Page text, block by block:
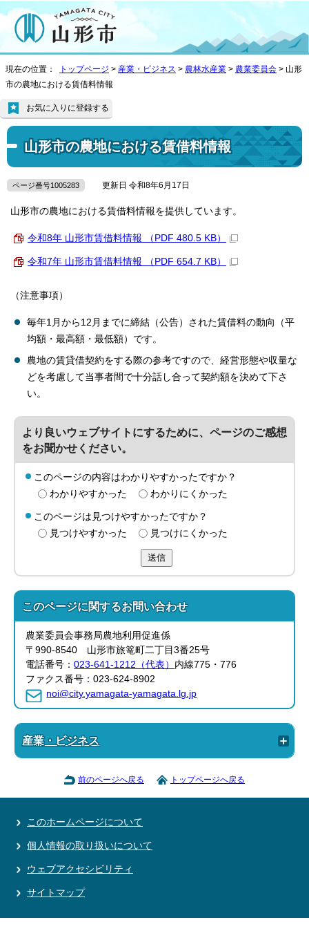
現在の位置： トップページ > 産業・ビジネス > 農林水産業 > 農業委員会 > 山形
市の農地における賃借料情報
山形市の農地における賃借料情報
お気に入りに登録する
ページ番号1005283 更新日 令和8年6月17日
山形市の農地における賃借料情報を提供しています。
令和8年 山形市賃借料情報 （PDF 480.5 KB）
令和7年 山形市賃借料情報 （PDF 654.7 KB）
（注意事項）
毎年1月から12月までに締結（公告）された賃借料の動向（平
均額・最高額・最低額）です。
農地の賃貸借契約をする際の参考ですので、経営形態や収量な
どを考慮して当事者間で十分話し合って契約額を決めて下さ
い。
より良いウェブサイトにするために、ページのご感想
をお聞かせください。
このページの内容はわかりやすかったですか？
わかりやすかった
わかりにくかった
このページは見つけやすかったですか？
見つけやすかった
見つけにくかった
送信
このページに関するお問い合わせ
農業委員会事務局農地利用促進係
〒990-8540 山形市旅篭町二丁目3番25号
電話番号：023-641-1212（代表） 内線775・776
ファクス番号：023-624-8902
noi@city.yamagata-yamagata.lg.jp
産業・ビジネス
前のページへ戻る トップページへ戻る
このホームページについて
個人情報の取り扱いについて
ウェブアクセシビリティ
サイトマップ